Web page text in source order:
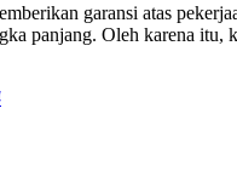
garansi atas
panjang. Oleh karena